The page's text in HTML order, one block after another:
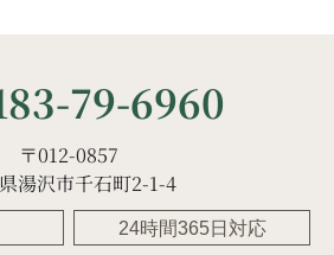
79-6960
〒012-0857
湯沢市千石町2-1-4
24時間365日対応